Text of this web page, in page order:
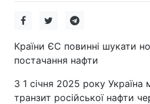
Країни ЄС повинні шукати
постачання нафти
З 1 січня 2025 року Україна
транзит російської нафти